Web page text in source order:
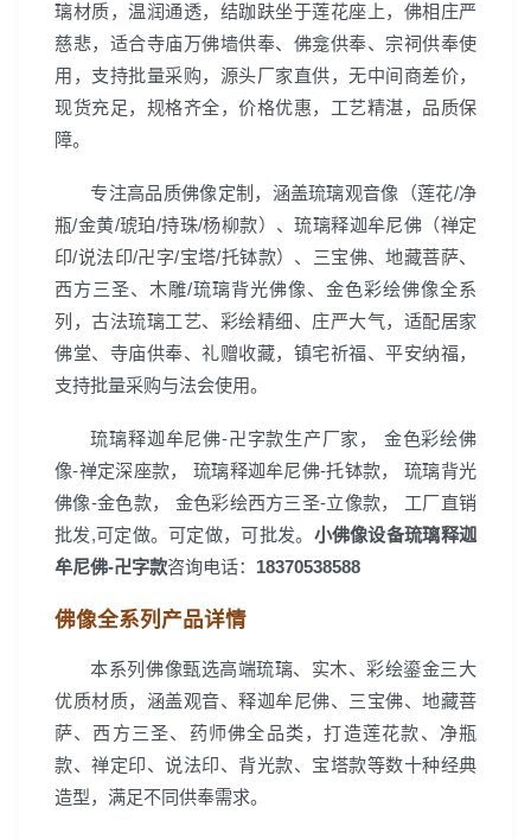
璃材质，温润通透，结跏趺坐于莲花座上，佛相庄严
慈悲，适合寺庙万佛墙供奉、佛龛供奉、宗祠供奉使
用，支持批量采购，源头厂家直供，无中间商差价，
现货充足，规格齐全，价格优惠，工艺精湛，品质保
障。
专注高品质佛像定制，涵盖琉璃观音像（莲花/净
瓶/金黄/琥珀/持珠/杨柳款）、琉璃释迦牟尼佛（禅定
印/说法印/卍字/宝塔/托钵款）、三宝佛、地藏菩萨、
西方三圣、木雕/琉璃背光佛像、金色彩绘佛像全系
列，古法琉璃工艺、彩绘精细、庄严大气，适配居家
佛堂、寺庙供奉、礼赠收藏，镇宅祈福、平安纳福，
支持批量采购与法会使用。
琉璃释迦牟尼佛-卍字款生产厂家， 金色彩绘佛
像-禅定深座款， 琉璃释迦牟尼佛-托钵款， 琉璃背光
佛像-金色款， 金色彩绘西方三圣-立像款， 工厂直销
批发,可定做。可定做，可批发。 小佛像设备琉璃释迦
牟尼佛-卍字款咨询电话： 18370538588
佛像全系列产品详情
本系列佛像甄选高端琉璃、实木、彩绘鎏金三大
优质材质，涵盖观音、释迦牟尼佛、三宝佛、地藏菩
萨、西方三圣、药师佛全品类，打造莲花款、净瓶
款、禅定印、说法印、背光款、宝塔款等数十种经典
造型，满足不同供奉需求。